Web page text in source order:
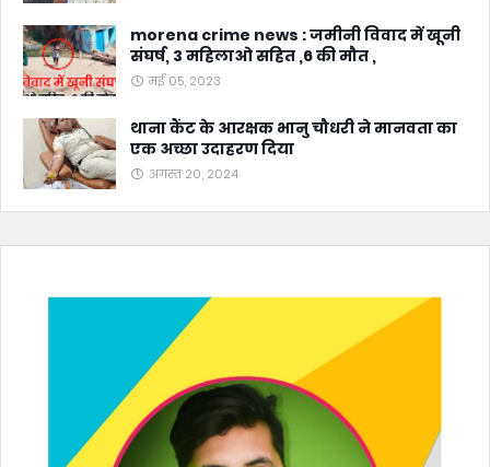
morena crime news : जमीनी विवाद में खूनी
संघर्ष, 3 महिलाओ सहित ,6 की मौत ,
मई 05, 2023
थाना कैंट के आरक्षक भानु चौधरी ने मानवता का
एक अच्छा उदाहरण दिया
अगस्त 20, 2024